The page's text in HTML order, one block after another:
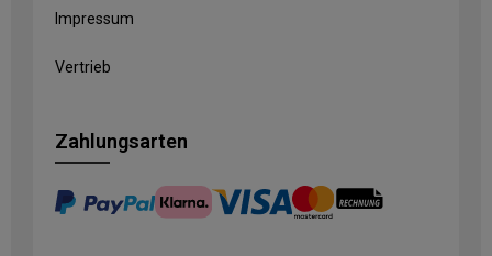
Impressum
Vertrieb
Zahlungsarten